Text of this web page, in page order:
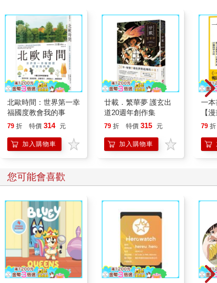
北歐時間：世界第一幸
福國度教會我的事
79 折 特價 314 元
加入購物車
廿載．繁華夢 護玄出
道20週年創作集
79 折 特價 315 元
加入購物車
一
【
行
「
學方
79 折
您可能會喜歡